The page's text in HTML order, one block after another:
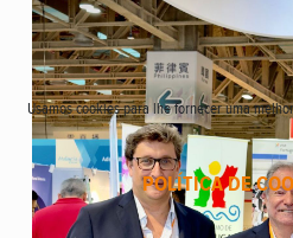
Usamos cookies para lhe fornecer uma
POLÍTICA DE